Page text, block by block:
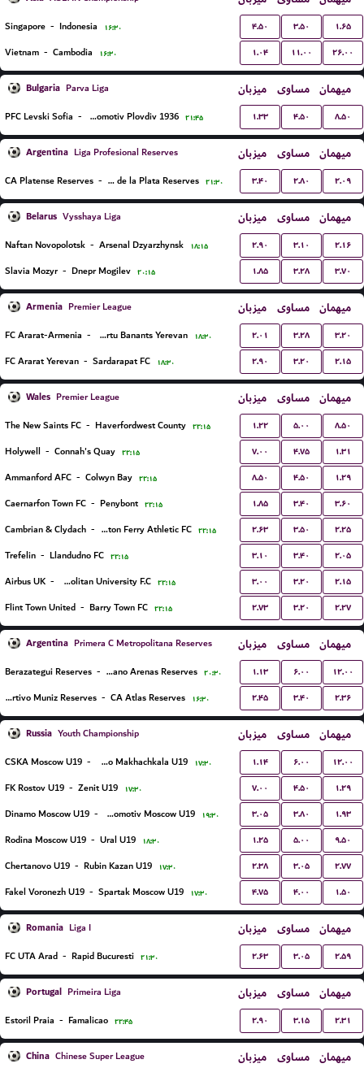
Singapore - Indonesia ۱۶:۳۰ ۴.۵۰ ۳.۵۰ ۱.۶۵
Vietnam - Cambodia ۱۶:۳۰ ۱.۰۴ ۱۱.۰۰ ۲۶.۰۰
Bulgaria Parva Liga میزبان مساوی میهمان
PFC Levski Sofia - PFC Lokomotiv Plovdiv 1936 ۲۱:۴۵ ۱.۳۳ ۴.۵۰ ۸.۵۰
Argentina Liga Profesional Reserves میزبان مساوی میهمان
CA Platense Reserves - Estudiantes de la Plata Reserves ۲۱:۳۰ ۳.۴۰ ۲.۸۰ ۲.۰۹
Belarus Vysshaya Liga میزبان مساوی میهمان
Naftan Novopolotsk - Arsenal Dzyarzhynsk ۱۸:۱۵ ۲.۹۰ ۳.۱۰ ۲.۱۶
Slavia Mozyr - Dnepr Mogilev ۲۰:۱۵ ۱.۸۵ ۳.۲۸ ۳.۷۰
Armenia Premier League میزبان مساوی میهمان
FC Ararat-Armenia - FC Urartu Banants Yerevan ۱۸:۳۰ ۲.۰۱ ۳.۲۸ ۳.۲۰
FC Ararat Yerevan - Sardarapat FC ۱۸:۳۰ ۲.۹۰ ۳.۲۰ ۲.۱۵
Wales Premier League میزبان مساوی میهمان
The New Saints FC - Haverfordwest County ۲۲:۱۵ ۱.۲۲ ۵.۰۰ ۸.۵۰
Holywell - Connah's Quay ۲۲:۱۵ ۷.۰۰ ۴.۷۵ ۱.۳۱
Ammanford AFC - Colwyn Bay ۲۲:۱۵ ۸.۵۰ ۴.۵۰ ۱.۲۹
Caernarfon Town FC - Penybont ۲۲:۱۵ ۱.۸۵ ۳.۴۰ ۳.۶۰
Cambrian & Clydach - Briton Ferry Athletic FC ۲۲:۱۵ ۲.۶۳ ۳.۵۰ ۲.۲۵
Trefelin - Llandudno FC ۲۲:۱۵ ۳.۱۰ ۳.۴۰ ۲.۰۵
Airbus UK - Cardiff Metropolitan University F.C. ۲۲:۱۵ ۳.۰۰ ۳.۲۰ ۲.۱۵
Flint Town United - Barry Town FC ۲۲:۱۵ ۲.۷۳ ۳.۲۰ ۲.۲۷
Argentina Primera C Metropolitana Reserves میزبان مساوی میهمان
Berazategui Reserves - Victoriano Arenas Reserves ۲۰:۳۰ ۱.۱۳ ۶.۰۰ ۱۲.۰۰
Deportivo Muniz Reserves - CA Atlas Reserves ۱۶:۳۰ ۲.۴۵ ۳.۴۰ ۲.۳۶
Russia Youth Championship میزبان مساوی میهمان
CSKA Moscow U19 - Dinamo Makhachkala U19 ۱۷:۳۰ ۱.۱۴ ۶.۰۰ ۱۲.۰۰
FK Rostov U19 - Zenit U19 ۱۷:۳۰ ۷.۰۰ ۴.۵۰ ۱.۲۹
Dinamo Moscow U19 - Lokomotiv Moscow U19 ۱۹:۳۰ ۳.۰۵ ۳.۸۰ ۱.۹۳
Rodina Moscow U19 - Ural U19 ۱۸:۳۰ ۱.۲۵ ۵.۰۰ ۹.۵۰
Chertanovo U19 - Rubin Kazan U19 ۱۷:۳۰ ۲.۳۸ ۳.۰۵ ۲.۷۷
Fakel Voronezh U19 - Spartak Moscow U19 ۱۷:۳۰ ۴.۷۵ ۴.۰۰ ۱.۵۰
Romania Liga I میزبان مساوی میهمان
FC UTA Arad - Rapid Bucuresti ۲۱:۳۰ ۲.۶۳ ۳.۰۵ ۲.۵۹
Portugal Primeira Liga میزبان مساوی میهمان
Estoril Praia - Famalicao ۲۲:۴۵ ۲.۹۰ ۳.۱۵ ۲.۳۱
China Chinese Super League میزبان مساوی میهمان